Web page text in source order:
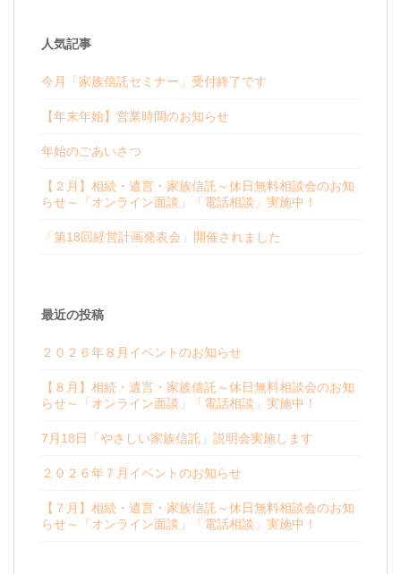
人気記事
今月「家族信託セミナー」受付終了です
【年末年始】営業時間のお知らせ
年始のごあいさつ
【２月】相続・遺言・家族信託～休日無料相談会のお知
らせ～「オンライン面談」「電話相談」実施中！
「第18回経営計画発表会」開催されました
最近の投稿
２０２６年８月イベントのお知らせ
【８月】相続・遺言・家族信託～休日無料相談会のお知
らせ～「オンライン面談」「電話相談」実施中！
7月18日「やさしい家族信託」説明会実施します
２０２６年７月イベントのお知らせ
【７月】相続・遺言・家族信託～休日無料相談会のお知
らせ～「オンライン面談」「電話相談」実施中！